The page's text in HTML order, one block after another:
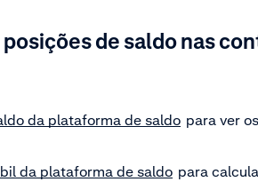
de saldo nas
da plataforma de saldo para ver
da plataforma de saldo para